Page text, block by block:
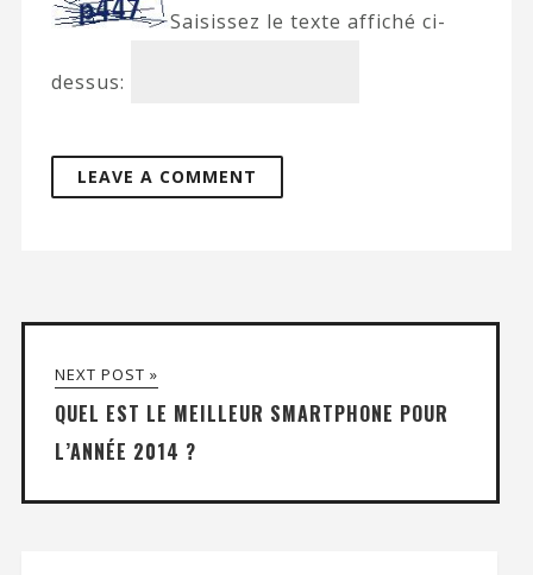
Saisissez le texte affiché ci-
dessus:
NEXT POST »
QUEL EST LE MEILLEUR SMARTPHONE POUR
L’ANNÉE 2014 ?